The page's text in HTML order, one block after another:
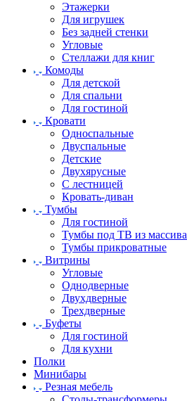
Этажерки
Для игрушек
Без задней стенки
Угловые
Стеллажи для книг
Комоды
Для детской
Для спальни
Для гостиной
Кровати
Односпальные
Двуспальные
Детские
Двухярусные
С лестницей
Кровать-диван
Тумбы
Для гостиной
Тумбы под ТВ из массива
Тумбы прикроватные
Витрины
Угловые
Однодверные
Двухдверные
Трехдверные
Буфеты
Для гостиной
Для кухни
Полки
Минибары
Резная мебель